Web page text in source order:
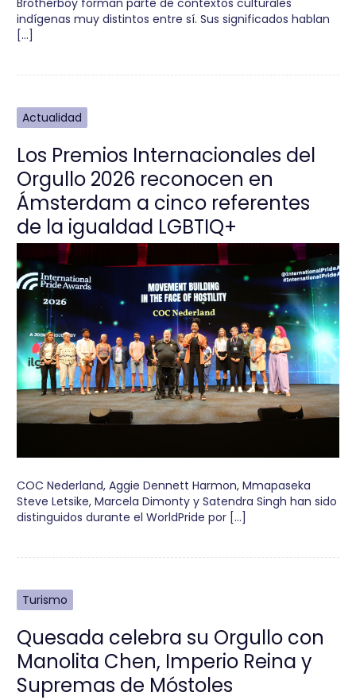
indígenas muy distintos entre sí. Sus significados hablan
[…]
Actualidad
Los Premios Internacionales del
Orgullo 2026 reconocen en
Ámsterdam a cinco referentes
de la igualdad LGBTIQ+
COC Nederland, Aggie Dennett Harmon, Mmapaseka
Steve Letsike, Marcela Dimonty y Satendra Singh han sido
distinguidos durante el WorldPride por […]
Turismo
Quesada celebra su Orgullo con
Manolita Chen, Imperio Reina y
Supremas de Móstoles